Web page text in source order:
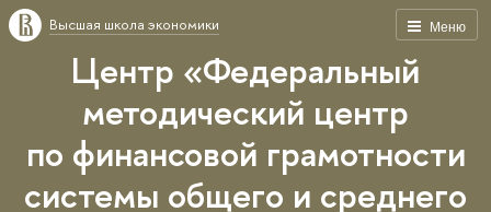
Меню
Высшая школа экономики
Центр «Федеральный
методический центр
по финансовой грамотности
системы общего и среднего